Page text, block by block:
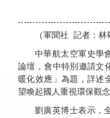
（軍聞社 記者：林
中華航太空軍史學
論壇，會中特別邀請文
暖化效應」為題，詳述
望喚起國人重視環保觀
劉廣英博士表示，